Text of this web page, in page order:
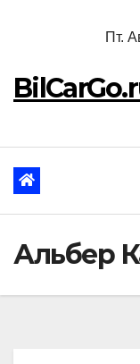
Пт.
Альбер